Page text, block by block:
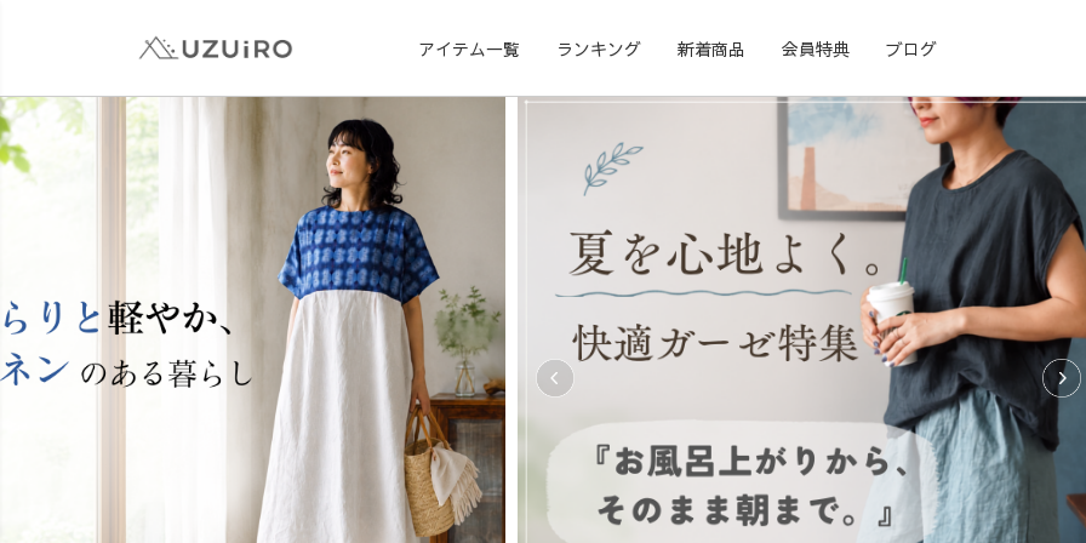
アイテム一覧 ランキング 新着商品 会員特典 ブログ